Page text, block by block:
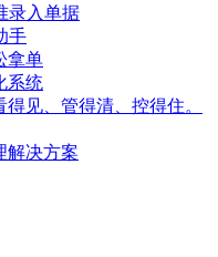
录入单据
手
拿单
系统
见、管得清、控得住。
解决方案